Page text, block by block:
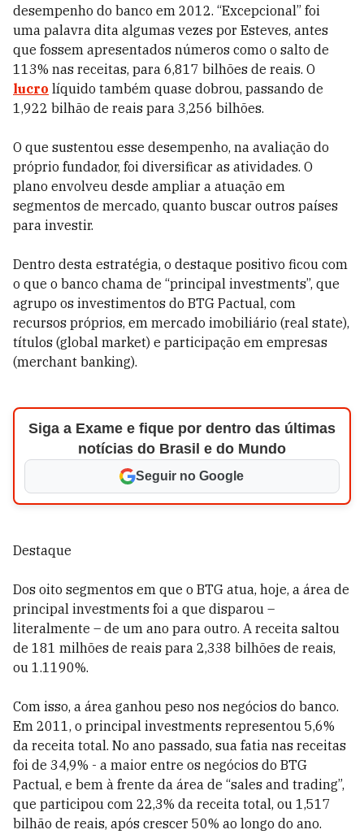
desempenho do banco em 2012. “Excepcional” foi
uma palavra dita algumas vezes por Esteves, antes
que fossem apresentados números como o salto de
113% nas receitas, para 6,817 bilhões de reais. O
lucro líquido também quase dobrou, passando de
1,922 bilhão de reais para 3,256 bilhões.
O que sustentou esse desempenho, na avaliação do
próprio fundador, foi diversificar as atividades. O
plano envolveu desde ampliar a atuação em
segmentos de mercado, quanto buscar outros países
para investir.
Dentro desta estratégia, o destaque positivo ficou com
o que o banco chama de “principal investments”, que
agrupo os investimentos do BTG Pactual, com
recursos próprios, em mercado imobiliário (real state),
títulos (global market) e participação em empresas
(merchant banking).
Siga a Exame e fique por dentro das últimas
notícias do Brasil e do Mundo
Seguir no Google
Destaque
Dos oito segmentos em que o BTG atua, hoje, a área de
principal investments foi a que disparou –
literalmente – de um ano para outro. A receita saltou
de 181 milhões de reais para 2,338 bilhões de reais,
ou 1.1190%.
Com isso, a área ganhou peso nos negócios do banco.
Em 2011, o principal investments representou 5,6%
da receita total. No ano passado, sua fatia nas receitas
foi de 34,9% - a maior entre os negócios do BTG
Pactual, e bem à frente da área de “sales and trading”,
que participou com 22,3% da receita total, ou 1,517
bilhão de reais, após crescer 50% ao longo do ano.